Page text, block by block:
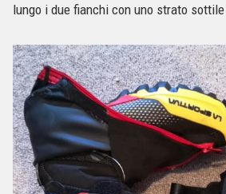
lungo i due fianchi con uno strato